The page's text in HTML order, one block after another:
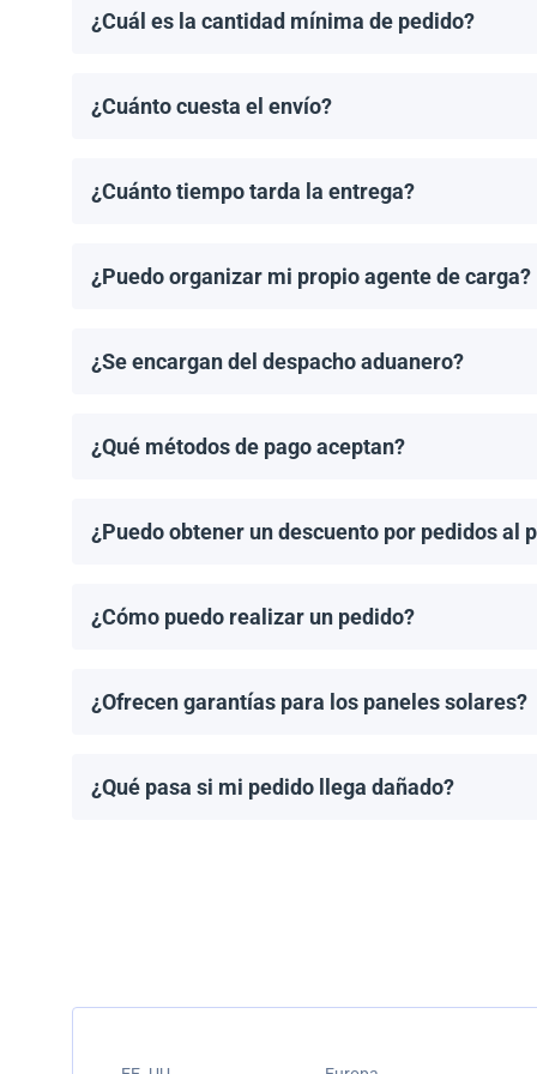
¿Cuál es la cantidad mínima de pedido?
¿Cuánto cuesta el envío?
¿Cuánto tiempo tarda la entrega?
¿Puedo organizar mi propio agente de carga?
¿Se encargan del despacho aduanero?
¿Qué métodos de pago aceptan?
¿Puedo obtener un descuento por pedidos al
¿Cómo puedo realizar un pedido?
¿Ofrecen garantías para los paneles solares?
¿Qué pasa si mi pedido llega dañado?